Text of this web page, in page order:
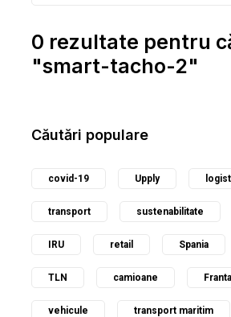
0 rezultate pentru
"smart-tacho-2"
Căutări populare
covid-19 Upply
transport sustenabilitate
IRU retail Spania
TLN camioane Franta
vehicule transport maritim